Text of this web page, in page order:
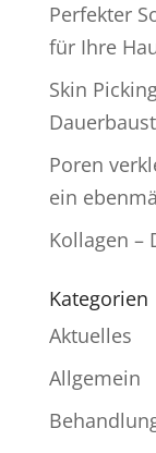
Perfekter
für Ihre
Skin
Poren
ein
Kollagen –
Kategorien
Aktuelles
Allgemein